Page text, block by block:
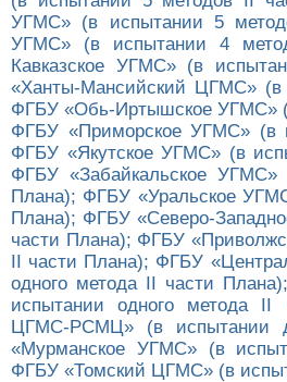
УГМС» (в испытании 5
УГМС» (в испытании 4
Кавказское УГМС» (в
«Ханты-Мансийский ЦГМС» (в
ФГБУ «Обь-Иртышское УГМС»
ФГБУ «Приморское УГМС» (в
ФГБУ «Якутское УГМС» (в
ФГБУ «Забайкальское
Плана); ФГБУ «Уральское
Плана); ФГБУ «Северо-
части Плана); ФГБУ
II части Плана); ФГБУ
одного метода II части
испытании одного метода
ЦГМС-РСМЦ» (в испытании
«Мурманское УГМС» (в
ФГБУ «Томский ЦГМС» (в